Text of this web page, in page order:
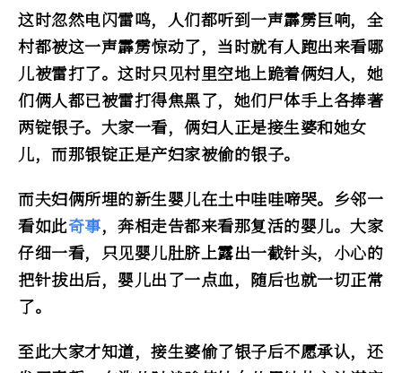
这时忽然电闪雷鸣，人们都听到一声霹雳巨响，全
村都被这一声霹雳惊动了，当时就有人跑出来看哪
儿被雷打了。这时只见村里空地上跪着俩妇人，她
们俩人都已被雷打得焦黑了，她们尸体手上各捧著
两锭银子。大家一看，俩妇人正是接生婆和她女
儿，而那银锭正是产妇家被偷的银子。
而夫妇俩所埋的新生婴儿在土中哇哇啼哭。乡邻一
看如此奇事，奔相走告都来看那复活的婴儿。大家
仔细一看，只见婴儿肚脐上露出一截针头，小心的
把针拔出后，婴儿出了一点血，随后也就一切正常
了。
至此大家才知道，接生婆偷了银子后不愿承认，还